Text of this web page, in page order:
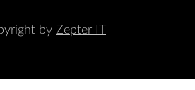
by Zepter IT